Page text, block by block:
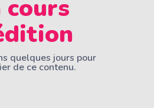
cours
quelques jours pour
de ce contenu.